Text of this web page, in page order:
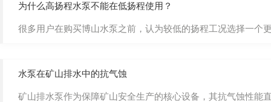
为什么高扬程水泵不能在低扬程使用？
很多用户在购买博山水泵之前，认为较低的扬程工况选择一
水泵在矿山排水中的抗气蚀
矿山排水泵作为保障矿山安全生产的核心设备，其抗气蚀性